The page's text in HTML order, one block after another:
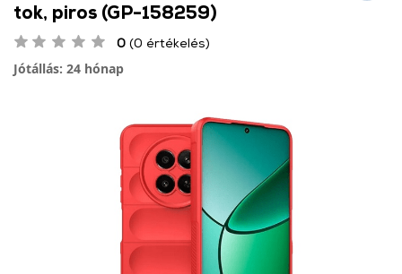
tok, piros (GP-158259)
0 (0 értékelés)
Jótállás: 24 hónap